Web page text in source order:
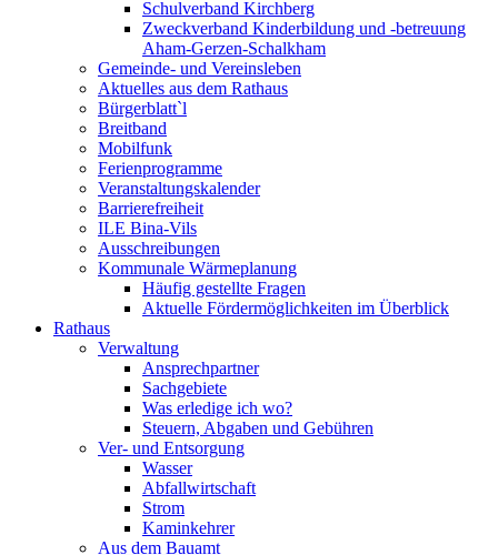
Schulverband Kirchberg
Zweckverband Kinderbildung und -betreuung
Aham-Gerzen-Schalkham
Gemeinde- und Vereinsleben
Aktuelles aus dem Rathaus
Bürgerblatt`l
Breitband
Mobilfunk
Ferienprogramme
Veranstaltungskalender
Barrierefreiheit
ILE Bina-Vils
Ausschreibungen
Kommunale Wärmeplanung
Häufig gestellte Fragen
Aktuelle Fördermöglichkeiten im Überblick
Rathaus
Verwaltung
Ansprechpartner
Sachgebiete
Was erledige ich wo?
Steuern, Abgaben und Gebühren
Ver- und Entsorgung
Wasser
Abfallwirtschaft
Strom
Kaminkehrer
Aus dem Bauamt